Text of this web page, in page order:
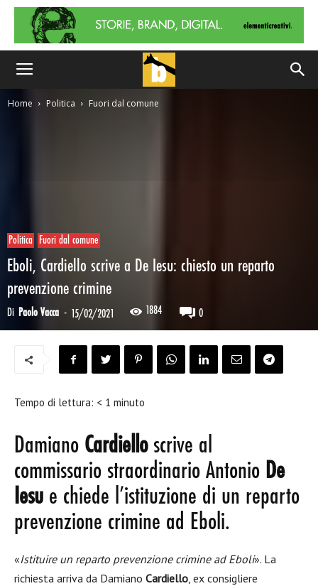
Home Politica Fuori dal comune
Politica Fuori dal comune
Eboli, Cardiello scrive a De Iesu: chiesto un reparto
prevenzione crimine
Di Paolo Vacca - 15/02/2021 1884 0
Tempo di lettura: < 1 minuto
Damiano Cardielloscrive al
commissario straordinario Antonio De
Iesu e chiede l’istituzione di un reparto
prevenzione crimine ad Eboli.
«Istituire un reparto prevenzione crimine ad Eboli». La
richiesta arriva da Damiano Cardiello, ex consigliere